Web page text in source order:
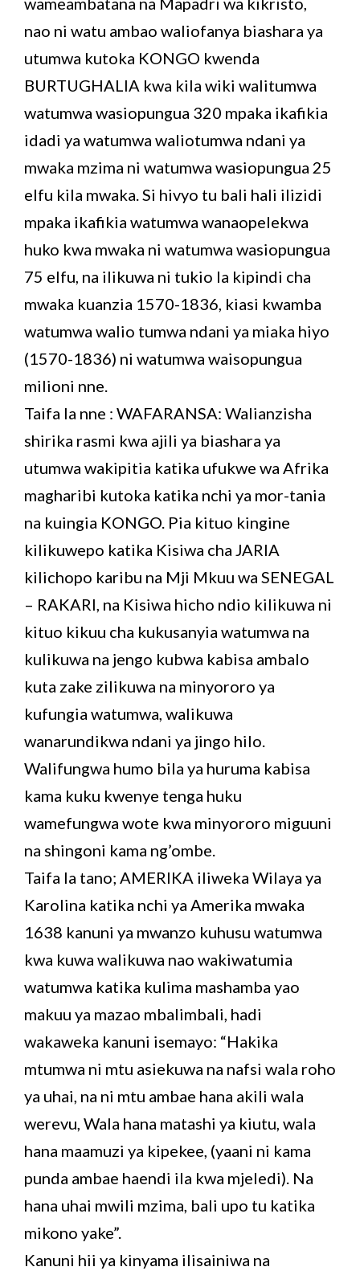
nao ni watu ambao waliofanya biashara ya
utumwa kutoka KONGO kwenda
BURTUGHALIA kwa kila wiki walitumwa
watumwa wasiopungua 320 mpaka ikafikia
idadi ya watumwa waliotumwa ndani ya
mwaka mzima ni watumwa wasiopungua 25
elfu kila mwaka. Si hivyo tu bali hali ilizidi
mpaka ikafikia watumwa wanaopelekwa
huko kwa mwaka ni watumwa wasiopungua
75 elfu, na ilikuwa ni tukio la kipindi cha
mwaka kuanzia 1570-1836, kiasi kwamba
watumwa walio tumwa ndani ya miaka hiyo
(1570-1836) ni watumwa waisopungua
milioni nne.
Taifa la nne : WAFARANSA: Walianzisha
shirika rasmi kwa ajili ya biashara ya
utumwa wakipitia katika ufukwe wa Afrika
magharibi kutoka katika nchi ya mor-tania
na kuingia KONGO. Pia kituo kingine
kilikuwepo katika Kisiwa cha JARIA
kilichopo karibu na Mji Mkuu wa SENEGAL
– RAKARI, na Kisiwa hicho ndio kilikuwa ni
kituo kikuu cha kukusanyia watumwa na
kulikuwa na jengo kubwa kabisa ambalo
kuta zake zilikuwa na minyororo ya
kufungia watumwa, walikuwa
wanarundikwa ndani ya jingo hilo.
Walifungwa humo bila ya huruma kabisa
kama kuku kwenye tenga huku
wamefungwa wote kwa minyororo miguuni
na shingoni kama ng’ombe.
Taifa la tano; AMERIKA iliweka Wilaya ya
Karolina katika nchi ya Amerika mwaka
1638 kanuni ya mwanzo kuhusu watumwa
kwa kuwa walikuwa nao wakiwatumia
watumwa katika kulima mashamba yao
makuu ya mazao mbalimbali, hadi
wakaweka kanuni isemayo: “Hakika
mtumwa ni mtu asiekuwa na nafsi wala roho
ya uhai, na ni mtu ambae hana akili wala
werevu, Wala hana matashi ya kiutu, wala
hana maamuzi ya kipekee, (yaani ni kama
punda ambae haendi ila kwa mjeledi). Na
hana uhai mwili mzima, bali upo tu katika
mikono yake”.
Kanuni hii ya kinyama ilisainiwa na